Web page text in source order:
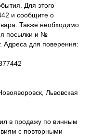
Для этого
и сообщите о
Также необходимо
посылки и №
Адреса для поверення:
Львовская
в продажу по винным
с повторными